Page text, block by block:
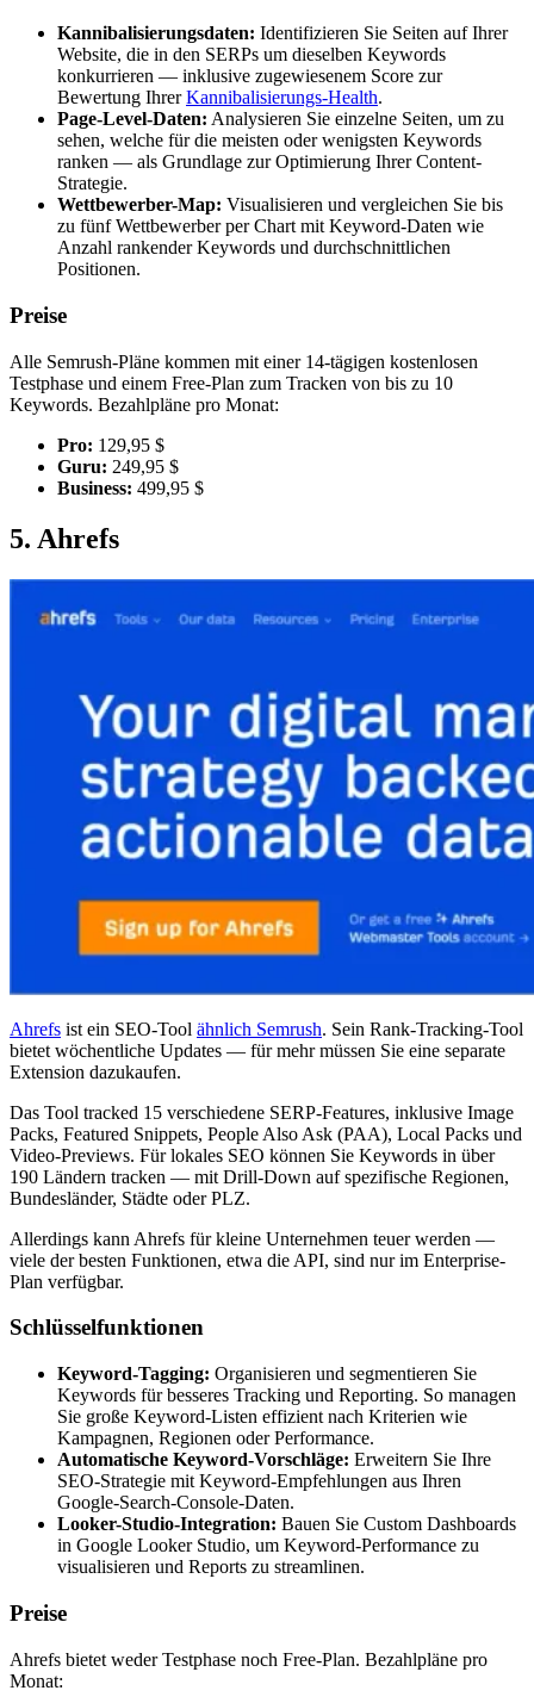
Kannibalisierungsdaten: Identifizieren Sie Seiten auf Ihrer
Website, die in den SERPs um dieselben Keywords
konkurrieren — inklusive zugewiesenem Score zur
Bewertung IhrerKannibalisierungs-Health.
Page-Level-Daten: Analysieren Sie einzelne Seiten, um zu
sehen, welche für die meisten oder wenigsten Keywords
ranken — als Grundlage zur Optimierung Ihrer Content-
Strategie.
Wettbewerber-Map: Visualisieren und vergleichen Sie bis
zu fünf Wettbewerber per Chart mit Keyword-Daten wie
Anzahl rankender Keywords und durchschnittlichen
Positionen.
Preise
Alle Semrush-Pläne kommen mit einer 14-tägigen kostenlosen
Testphase und einem Free-Plan zum Tracken von bis zu 10
Keywords. Bezahlpläne pro Monat:
Pro: 129,95 $
Guru: 249,95 $
Business: 499,95 $
5. Ahrefs
Ahrefs ist ein SEO-Tool ähnlich Semrush. Sein Rank-Tracking-Tool
bietet wöchentliche Updates — für mehr müssen Sie eine separate
Extension dazukaufen.
Das Tool tracked 15 verschiedene SERP-Features, inklusive Image
Packs, Featured Snippets, People Also Ask (PAA), Local Packs und
Video-Previews. Für lokales SEO können Sie Keywords in über
190 Ländern tracken — mit Drill-Down auf spezifische Regionen,
Bundesländer, Städte oder PLZ.
Allerdings kann Ahrefs für kleine Unternehmen teuer werden —
viele der besten Funktionen, etwa die API, sind nur im Enterprise-
Plan verfügbar.
Schlüsselfunktionen
Keyword-Tagging: Organisieren und segmentieren Sie
Keywords für besseres Tracking und Reporting. So managen
Sie große Keyword-Listen effizient nach Kriterien wie
Kampagnen, Regionen oder Performance.
Automatische Keyword-Vorschläge: Erweitern Sie Ihre
SEO-Strategie mit Keyword-Empfehlungen aus Ihren
Google-Search-Console-Daten.
Looker-Studio-Integration: Bauen Sie Custom Dashboards
in Google Looker Studio, um Keyword-Performance zu
visualisieren und Reports zu streamlinen.
Preise
Ahrefs bietet weder Testphase noch Free-Plan. Bezahlpläne pro
Monat: